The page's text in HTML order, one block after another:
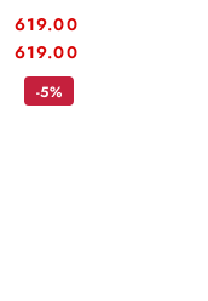
Cena:
619.00
Cena:
619.00
-5%